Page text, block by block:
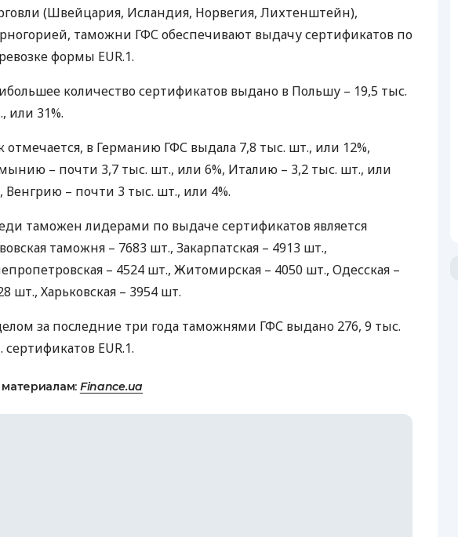
(Швейцария, Исландия, Норвегия, Лихтенштейн),
таможни ГФСобеспечивают выдачу сертификатов по
формы EUR.1.
количество сертификатов выдано в Польшу – 19,5 тыс.
или 31%.
отмечается, в Германию ГФС выдала 7,8 тыс. шт., или 12%,
– почти 3,7 тыс. шт., или 6%, Италию – 3,2 тыс. шт., или
Венгрию – почти 3 тыс. шт., или 4%.
таможен лидерами по выдаче сертификатов является
таможня – 7683 шт., Закарпатская – 4913 шт.,
– 4524 шт., Житомирская – 4050 шт., Одесская –
шт., Харьковская – 3954 шт.
за последние три года таможнями ГФС выдано 276, 9 тыс.
сертификатов EUR.1.
Finance.ua